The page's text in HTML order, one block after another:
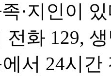
·지인이
전화 129,
서 24시